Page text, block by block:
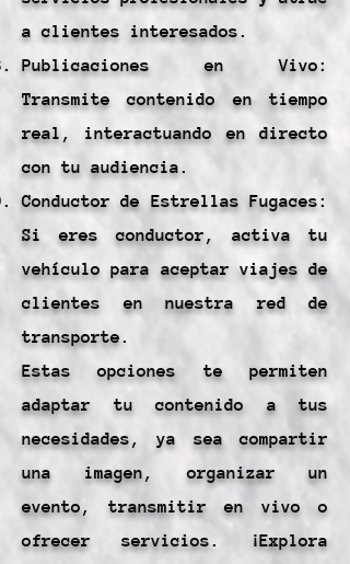
a clientes interesados.
Publicaciones en Vivo:
Transmite contenido en tiempo
real, interactuando en directo
con tu audiencia.
Conductor de Estrellas Fugaces:
Si eres conductor, activa tu
vehículo para aceptar viajes de
clientes en nuestra red de
transporte.
Estas opciones te permiten
adaptar tu contenido a tus
necesidades, ya sea compartir
una imagen, organizar un
evento, transmitir en vivo o
ofrecer servicios. ¡Explora